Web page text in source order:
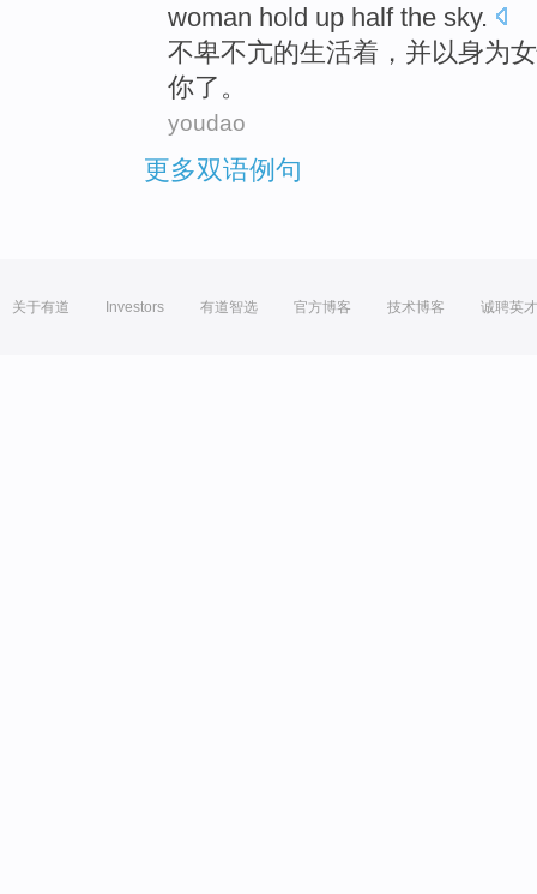
woman hold up half the sky.
不卑不亢的生活着， 并以身为
你了。
youdao
更多双语例句
关于有道 Investors 有道智选 官方博客 技术博客 诚聘英才